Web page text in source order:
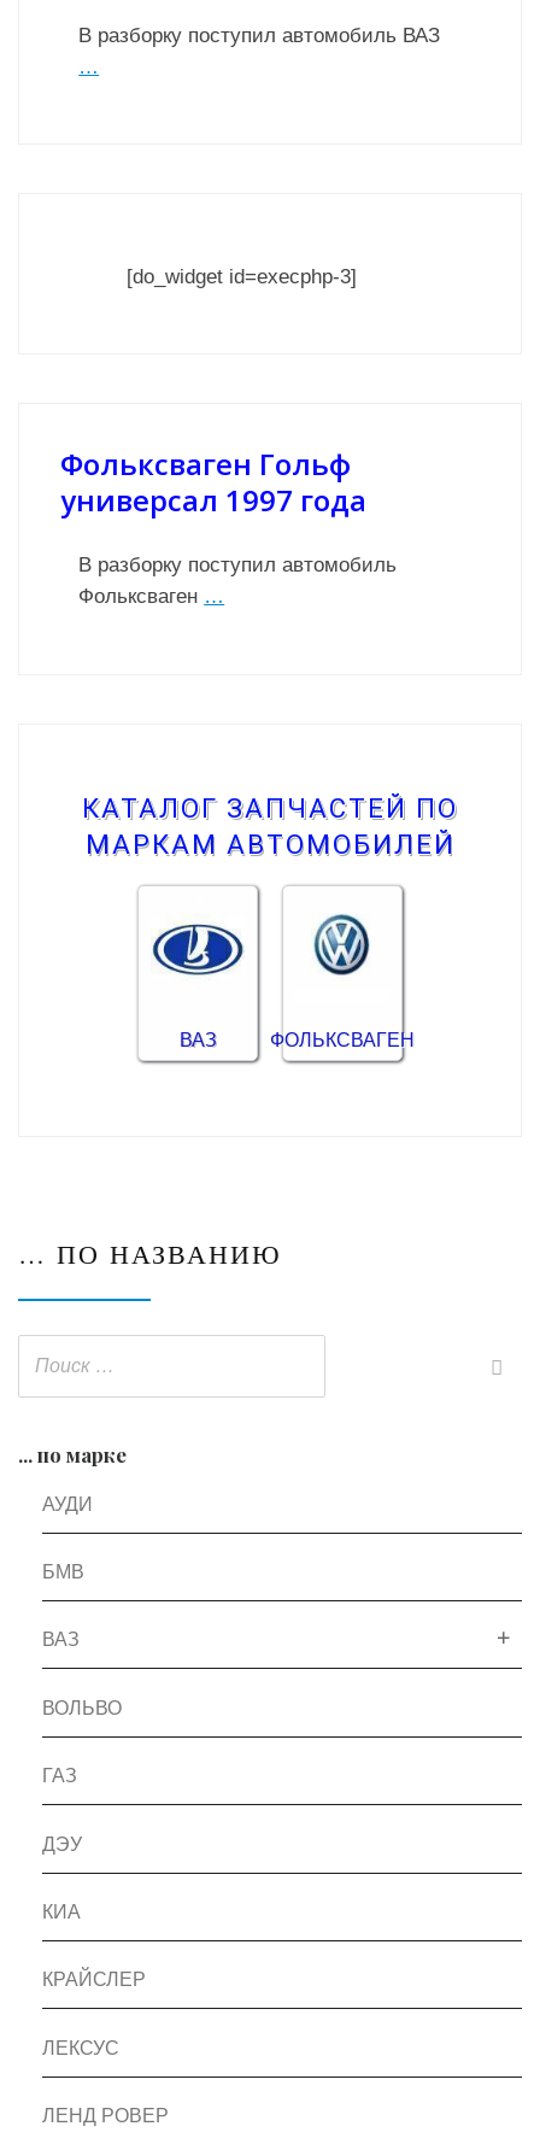
В разборку поступил автомобиль ВАЗ
…
[do_widget id=execphp-3]
Фольксваген Гольф
универсал 1997 года
В разборку поступил автомобиль
Фольксваген …
КАТАЛОГ ЗАПЧАСТЕЙ ПО
МАРКАМ АВТОМОБИЛЕЙ
ВАЗ ФОЛЬКСВАГЕН
… ПО НАЗВАНИЮ
... по марке
АУДИ
БМВ
ВАЗ
ВОЛЬВО
ГАЗ
ДЭУ
КИА
КРАЙСЛЕР
ЛЕКСУС
ЛЕНД РОВЕР